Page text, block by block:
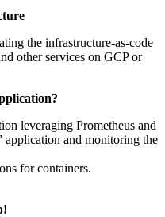
the infrastructure-as-code
other services on GCP or
leveraging Prometheus and
and monitoring the
for containers.